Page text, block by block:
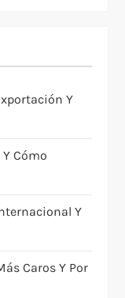
Y
Cómo
Y
Caros Y Por